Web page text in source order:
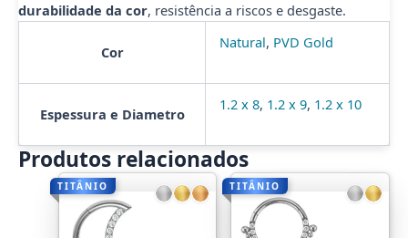
durabilidade da cor, resistência a riscos e desgaste.
Cor
Natural, PVD Gold
Espessura e Diametro
1.2 x 8, 1.2 x 9, 1.2 x 10
Produtos relacionados
TITÂNIO TITÂNIO